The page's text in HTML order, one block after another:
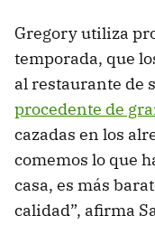
Gregory utiliza
temporada, que
al restaurante de
procedente de
cazadas en los
comemos lo que
casa, es más
calidad”, afirma